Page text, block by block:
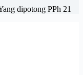
dipotong PPh 21